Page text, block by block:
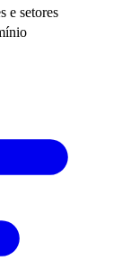
e setores